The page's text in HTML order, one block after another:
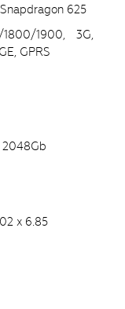
625
1900, 3G,
GPRS
2048Gb
x 6.85